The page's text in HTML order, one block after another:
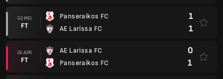
02 MEI
FT
Panseraikos FC
AE Larissa FC
1
1
26 APR
FT
AE Larissa FC
Panseraikos FC
0
1